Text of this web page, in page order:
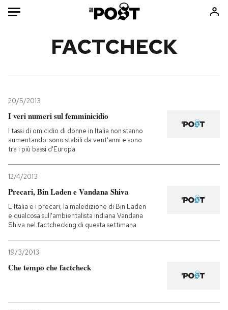
Mondo
Politica
Tecnologia
Internet
Cultura
Economia
Sport
Storie/Idee
Ok Boomer!
Mondiali calcio 2026
PODCAST
FACTCHECK
20/5/2013
I veri numeri sul femminicidio
I tassi di omicidio di donne in Italia non stanno
aumentando: sono stabili da vent'anni e sono
tra i più bassi d'Europa
12/4/2013
Precari, Bin Laden e Vandana Shiva
L'Italia e i precari, la maledizione di Bin Laden
e qualcosa sull'ambientalista indiana Vandana
Shiva nel factchecking di questa settimana
19/3/2013
Che tempo che factcheck